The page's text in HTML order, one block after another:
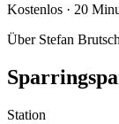
Kostenlos · 20
Über Stefan
Station